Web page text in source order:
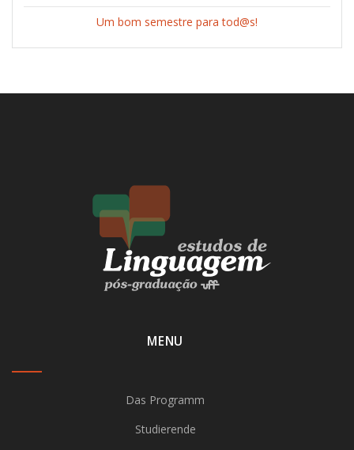
Um bom semestre para tod@s!
MENU
Das Programm
Studierende